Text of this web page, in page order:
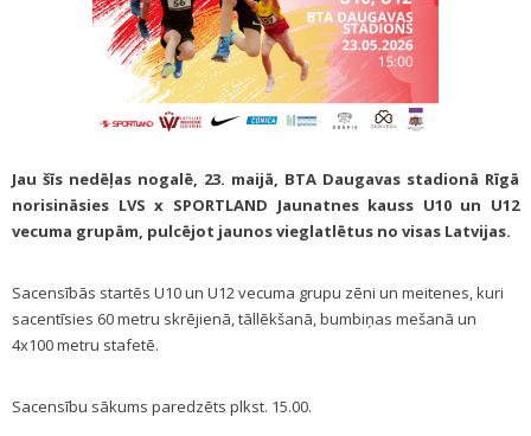
Jau šīs nedēļas nogalē, 23. maijā, BTA Daugavas stadionā Rīgā
norisināsies LVS x SPORTLAND Jaunatnes kauss U10 un U12
vecuma grupām, pulcējot jaunos vieglatlētus no visas Latvijas.
Sacensībās startēs U10 un U12 vecuma grupu zēni un meitenes, kuri
sacentīsies 60 metru skrējienā, tāllēkšanā, bumbiņas mešanā un
4x100 metru stafetē.
Sacensību sākums paredzēts plkst. 15.00.